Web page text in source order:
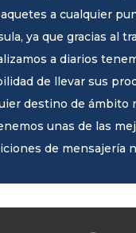
a cualquier
ya que gracias al
a diarios
de llevar sus
destino de ámbito
unas de las
de mensajería